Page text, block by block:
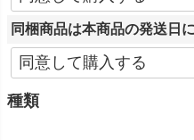
必
須
)
同梱商品は本商品の発送日
種類